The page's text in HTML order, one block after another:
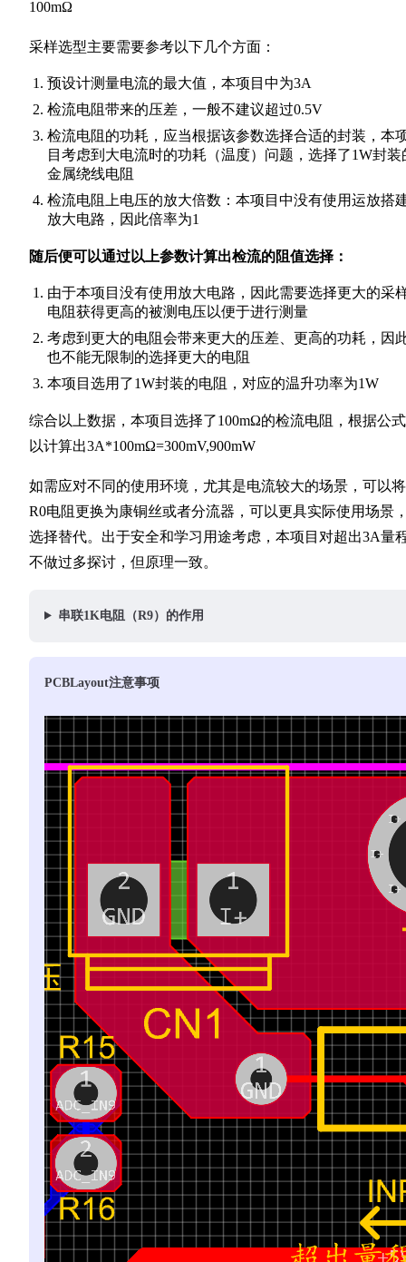
100mΩ
采样选型主要需要参考以下几个方面：
预设计测量电流的最大值，本项目中为3A
检流电阻带来的压差，一般不建议超过0.5V
检流电阻的功耗，应当根据该参数选择合适的封装，本
目考虑到大电流时的功耗（温度）问题，选择了1W封装
金属绕线电阻
检流电阻上电压的放大倍数：本项目中没有使用运放搭
放大电路，因此倍率为1
随后便可以通过以上参数计算出检流的阻值选择：
由于本项目没有使用放大电路，因此需要选择更大的采
电阻获得更高的被测电压以便于进行测量
考虑到更大的电阻会带来更大的压差、更高的功耗，因
也不能无限制的选择更大的电阻
本项目选用了1W封装的电阻，对应的温升功率为1W
综合以上数据，本项目选择了100mΩ的检流电阻，根据公
以计算出3A*100mΩ=300mV,900mW
如需应对不同的使用环境，尤其是电流较大的场景，可以将
R0电阻更换为康铜丝或者分流器，可以更具实际使用场景
选择替代。出于安全和学习用途考虑，本项目对超出3A量
不做过多探讨，但原理一致。
串联1K电阻（R9）的作用
PCBLayout注意事项